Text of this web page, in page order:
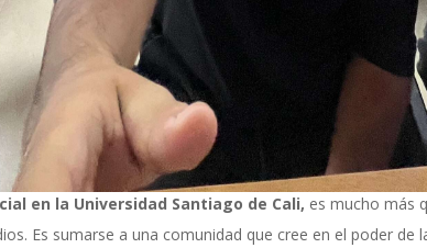
en la Universidad Santiago de Cali, es mucho más
Es sumarse a una comunidad que cree en el poder de